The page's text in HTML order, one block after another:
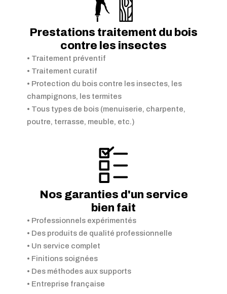
Prestations traitement du bois
contre les insectes
• Traitement préventif
• Traitement curatif
• Protection du bois contre les insectes, les
champignons, les termites
• Tous types de bois (menuiserie, charpente,
poutre, terrasse, meuble, etc.)
Nos garanties d'un service
bien fait
• Professionnels expérimentés
• Des produits de qualité professionnelle
• Un service complet
• Finitions soignées
• Des méthodes aux supports
• Entreprise française